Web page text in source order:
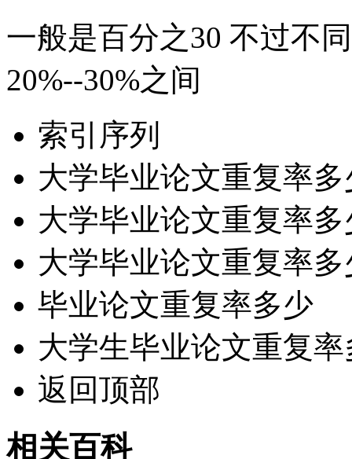
一般是百分之30 不过不
20%--30%之间
索引序列
大学毕业论文重复率多
大学毕业论文重复率
大学毕业论文重复率
毕业论文重复率多少
大学生毕业论文重复
返回顶部
相关百科